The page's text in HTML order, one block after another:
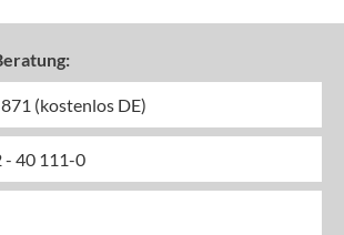
(kostenlos DE)
- 40 111-0